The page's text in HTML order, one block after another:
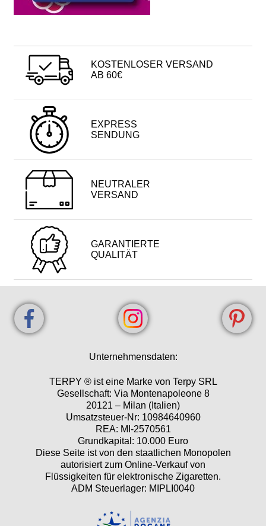
KOSTENLOSER VERSAND
AB 60€
EXPRESS
SENDUNG
NEUTRALER
VERSAND
GARANTIERTE
QUALITÄT
Unternehmensdaten:
TERPY ® ist eine Marke von Terpy SRL
Gesellschaft: Via Montenapoleone 8
20121 – Milan (Italien)
Umsatzsteuer-Nr: 10984640960
REA: MI-2570561
Grundkapital: 10.000 Euro
Diese Seite ist von den staatlichen Monopolen
autorisiert zum Online-Verkauf von
Flüssigkeiten für elektronische Zigaretten.
ADM Steuerlager: MIPLI0040